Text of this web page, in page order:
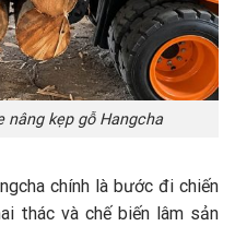
nâng kẹp gỗ Hangcha
chính là bước đi chiến
thác và chế biến lâm sản